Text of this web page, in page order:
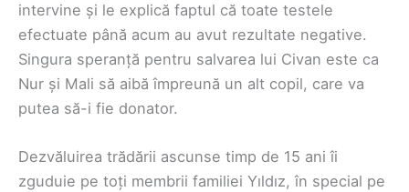
intervine și le explică faptul că toate testele
efectuate până acum au avut rezultate negative.
Singura speranță pentru salvarea lui Civan este ca
Nur și Mali să aibă împreună un alt copil, care va
putea să-i fie donator.
Dezvăluirea trădării ascunse timp de 15 ani îi
zguduie pe toți membrii familiei Yıldız, în special pe